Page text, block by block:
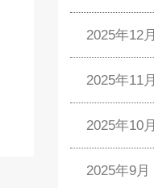
2025年12月
2025年11月
2025年10月
2025年9月